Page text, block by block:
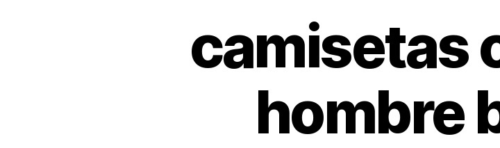
camisetas
hombre